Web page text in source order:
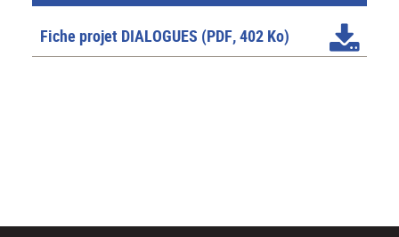
Fiche projet DIALOGUES (PDF, 402 Ko)